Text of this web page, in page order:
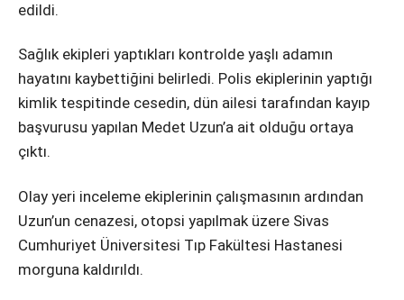
edildi.
Sağlık ekipleri yaptıkları kontrolde yaşlı adamın
hayatını kaybettiğini belirledi. Polis ekiplerinin yaptığı
kimlik tespitinde cesedin, dün ailesi tarafından kayıp
başvurusu yapılan Medet Uzun’a ait olduğu ortaya
çıktı.
Olay yeri inceleme ekiplerinin çalışmasının ardından
Uzun’un cenazesi, otopsi yapılmak üzere Sivas
Cumhuriyet Üniversitesi Tıp Fakültesi Hastanesi
morguna kaldırıldı.